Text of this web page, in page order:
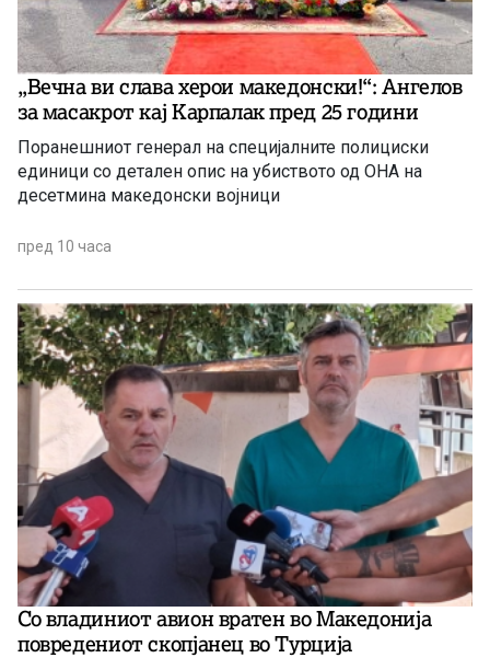
„Вечна ви слава херои македонски!“: Ангелов
за масакрот кај Карпалак пред 25 години
Поранешниот генерал на специјалните полициски
единици со детален опис на убиството од ОНА на
десетмина македонски војници
пред 10 часа
Со владиниот авион вратен во Македонија
повредениот скопјанец во Турција